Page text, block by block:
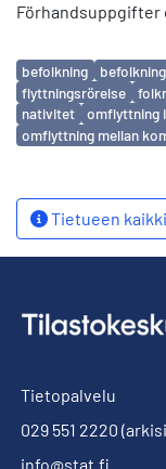
Förhandsuppgifter
Avainsanat
befolkning
flyttningsrörelse
nativitet
omflyttning
omflyttning mellan
Tietueen
Tietopalvelu
029 551 2220
info@stat.fi